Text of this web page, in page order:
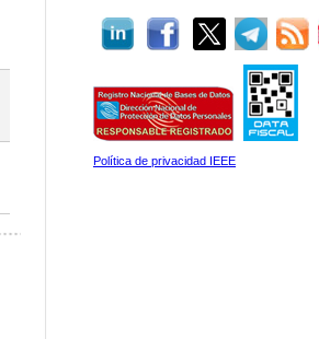
Política de privacidad IEEE